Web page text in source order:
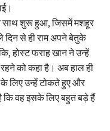
साथ शुरू हुआ, जिसमें मशहूर
दिन से ही राम अपने बेतुके
होस्ट फराह खान ने उन्हें
को कहा है। अब हाल ही
लिए उन्हें टोकते हुए और
कि वह इसके लिए बहुत बड़े हैं